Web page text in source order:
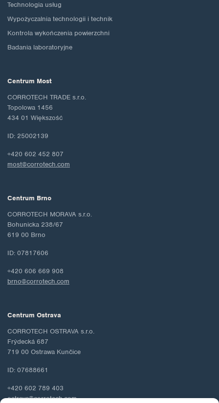
Technologia usług
Wypożyczalnia technologii i technik
Kontrola wykończenia powierzchni
Badania laboratoryjne
Centrum Most
CORROTECH TRADE s.r.o.
Topolowa 1456
434 01 Większość
ID: 25002139
+420 602 452 807
most@corrotech.com
Centrum Brno
CORROTECH MORAVA s.r.o.
Bohunicka 238/67
619 00 Brno
ID: 07817606
+420 606 669 908
brno@corrotech.com
Centrum Ostrava
CORROTECH OSTRAVA s.r.o.
Frýdecká 687
719 00 Ostrawa Kunčice
ID: 07688661
+420 602 789 403
ostrava@corrotech.com